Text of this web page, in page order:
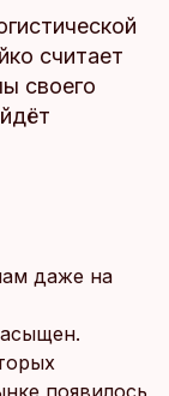
считает
своего
даже на
появилось